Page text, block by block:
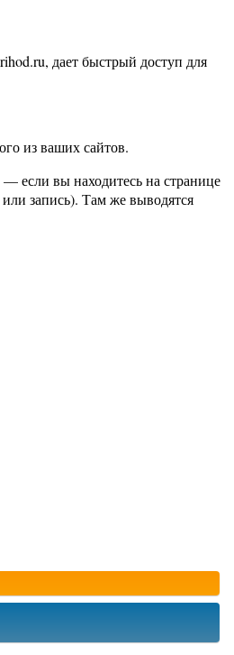
дает быстрый доступ для
из ваших сайтов.
если вы находитесь на странице
запись). Там же выводятся